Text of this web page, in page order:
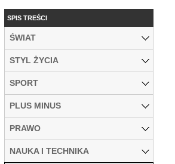
SPIS TREŚCI
ŚWIAT
STYL ŻYCIA
SPORT
PLUS MINUS
PRAWO
NAUKA I TECHNIKA